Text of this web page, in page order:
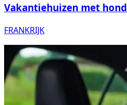
Vakantiehuizen met hond
FRANKRIJK